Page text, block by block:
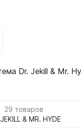
Dr. Jekill & Mr.
29 товаров
& MR. HYDE